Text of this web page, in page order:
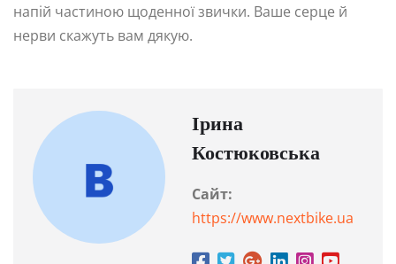
напій частиною щоденної звички. Ваше серце й
нерви скажуть вам дякую.
Ірина
Костюковська
Сайт:
https://www.nextbike.ua